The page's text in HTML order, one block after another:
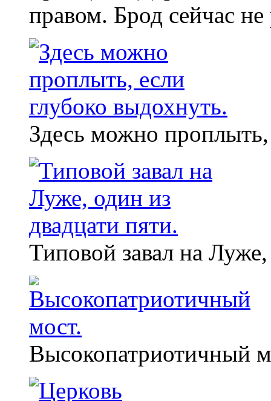
правом. Брод сейчас не
Здесь можно
Типовой завал на
Высокопатриотичный